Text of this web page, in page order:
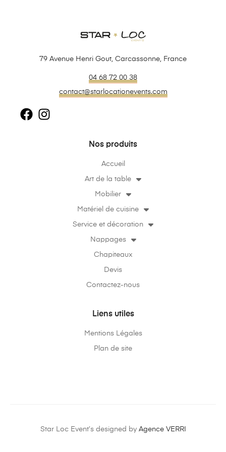
79 Avenue Henri Gout, Carcassonne, France
04 68 72 00 38
contact@starlocationevents.com
Nos produits
Accueil
Art de la table
Mobilier
Matériel de cuisine
Service et décoration
Nappages
Chapiteaux
Devis
Contactez-nous
Liens utiles
Mentions Légales
Plan de site
Star Loc Event’s designed by Agence VERRI